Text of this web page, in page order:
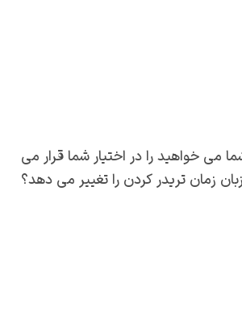
خواهید را در اختیار شما قرار می
زمان تریدر کردن را تغییر می دهد؟